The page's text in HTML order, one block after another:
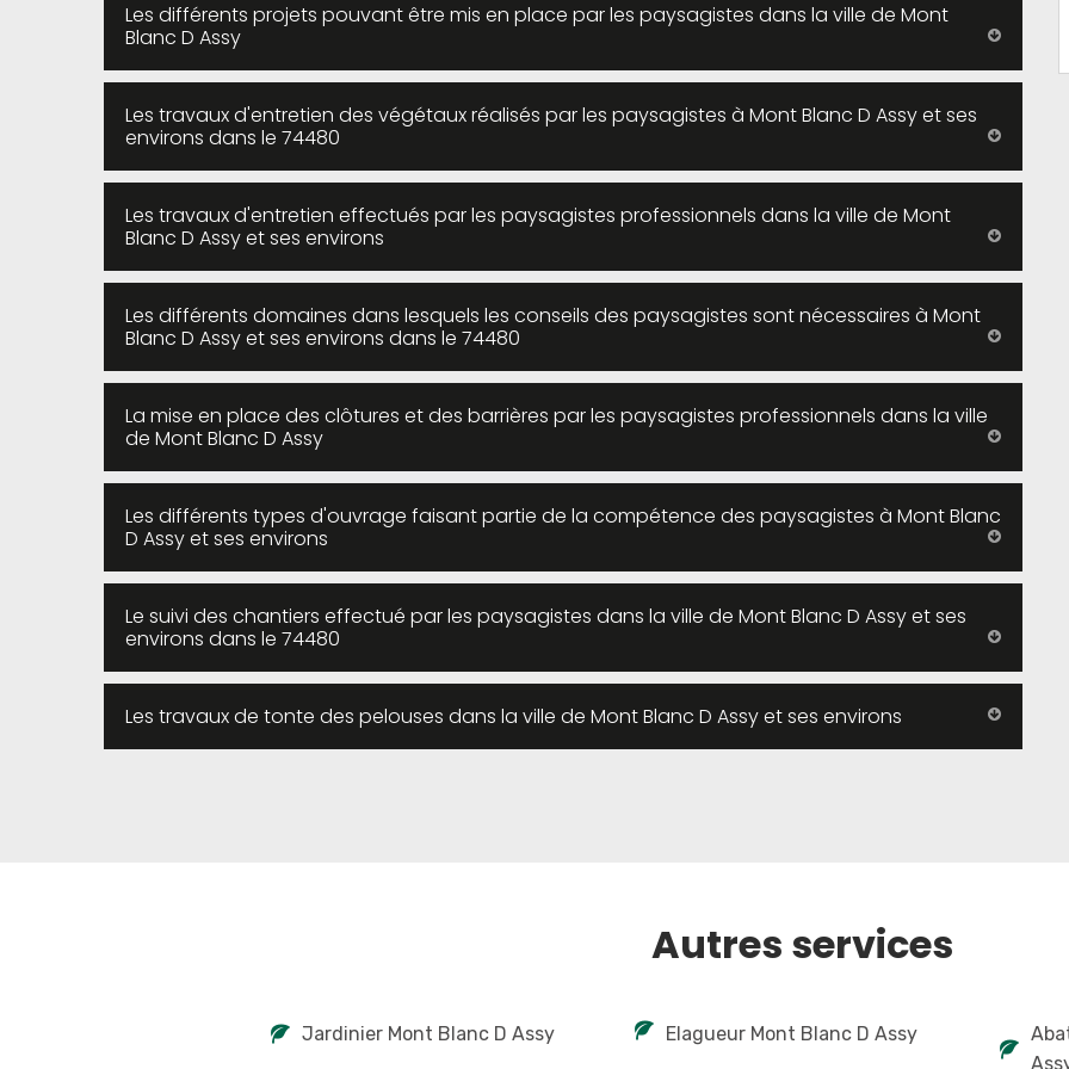
Les différents projets pouvant être mis en place par les paysagistes dans la ville de Mont
Blanc D Assy
Les travaux d'entretien des végétaux réalisés par les paysagistes à Mont Blanc D Assy et ses
environs dans le 74480
Les travaux d'entretien effectués par les paysagistes professionnels dans la ville de Mont
Blanc D Assy et ses environs
Les différents domaines dans lesquels les conseils des paysagistes sont nécessaires à Mont
Blanc D Assy et ses environs dans le 74480
La mise en place des clôtures et des barrières par les paysagistes professionnels dans la ville
de Mont Blanc D Assy
Les différents types d'ouvrage faisant partie de la compétence des paysagistes à Mont Blanc
D Assy et ses environs
Le suivi des chantiers effectué par les paysagistes dans la ville de Mont Blanc D Assy et ses
environs dans le 74480
Les travaux de tonte des pelouses dans la ville de Mont Blanc D Assy et ses environs
Autres services
Jardinier Mont Blanc D Assy Elagueur Mont Blanc D Assy